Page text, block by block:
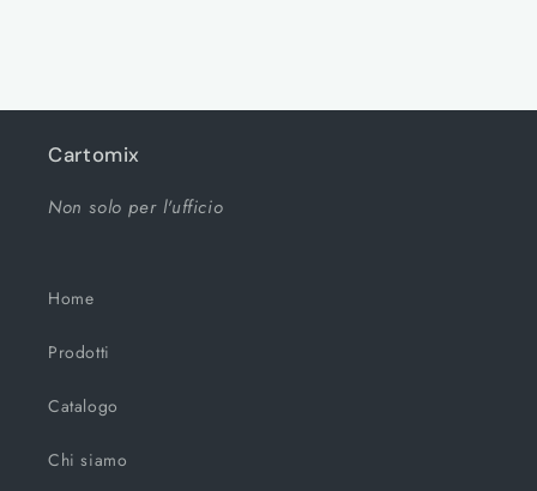
Cartomix
Non solo per l'ufficio
Home
Prodotti
Catalogo
Chi siamo